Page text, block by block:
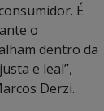
É
o
dentro da
e leal”,
Derzi.